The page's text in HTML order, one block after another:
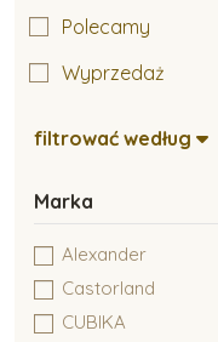
filtrować według
Polecamy
Wyprzedaż
Marka
Alexander
Castorland
CUBIKA